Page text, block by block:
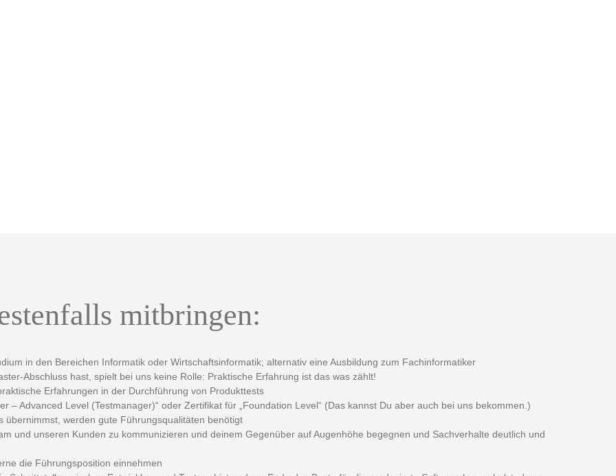
mitbringen:
in den Bereichen Informatik oder Wirtschaftsinformatik; alternativ eine Ausbildung zum Fachinformatiker
Abschluss hast, spielt bei uns keine Rolle: Praktische Erfahrung ist das was zählt!
Erfahrungen in der Durchführung von Produkttests
– Advanced Level (Testmanager)“ oder Zertifikat für „Foundation Level“ (Das kannst Du aber auch bei uns bekommen.)
übernimmst, werden gute Führungsqualitäten benötigt
und unseren Kunden zu kommunizieren und deinem Gegenüber auf Augenhöhe begegnen und Sachverhalte deutlich und
die Führungsposition einnehmen